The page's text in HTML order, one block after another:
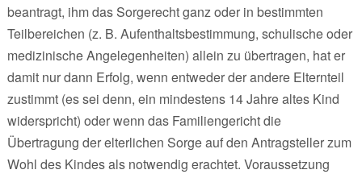
beantragt, ihm das Sorgerecht ganz oder in bestimmten
Teilbereichen (z. B. Aufenthaltsbestimmung, schulische oder
medizinische Angelegenheiten) allein zu übertragen, hat er
damit nur dann Erfolg, wenn entweder der andere Elternteil
zustimmt (es sei denn, ein mindestens 14 Jahre altes Kind
widerspricht) oder wenn das Familiengericht die
Übertragung der elterlichen Sorge auf den Antragsteller zum
Wohl des Kindes als notwendig erachtet. Voraussetzung